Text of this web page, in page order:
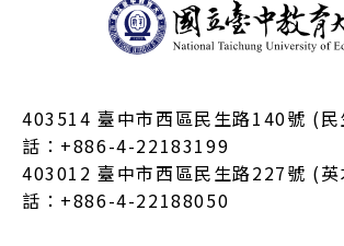
403514 臺中市西區民生路140號 (
話：+886-4-22183199
403012 臺中市西區民生路227號 (
話：+886-4-22188050